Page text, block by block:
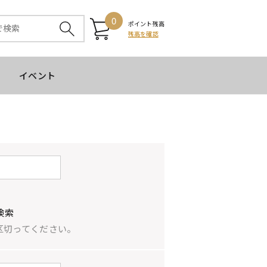
0
ポイント残高
残高を確認
イベント
索
ってください。